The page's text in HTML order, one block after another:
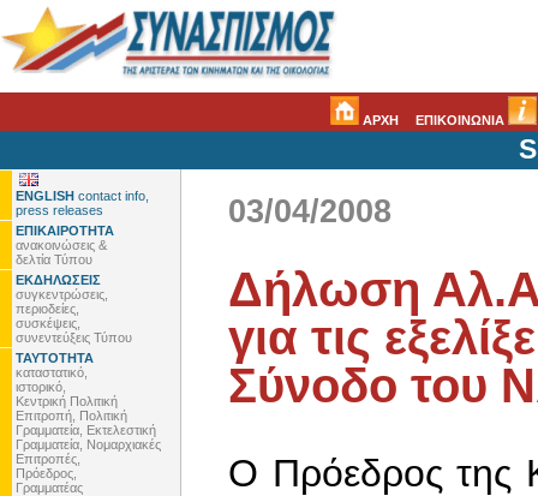
ΑΡΧΗ ΕΠΙΚΟΙΝΩΝΙΑ
ENGLISH contact info,
press releases
ΕΠΙΚΑΙΡΟΤΗΤΑ
ανακοινώσεις &
δελτία Τύπου
ΕΚΔΗΛΩΣΕΙΣ
συγκεντρώσεις,
περιοδείες,
συσκέψεις,
συνεντεύξεις Τύπου
ΤΑΥΤΟΤΗΤΑ
καταστατικό,
ιστορικό,
Κεντρική Πολιτική
Επιτροπή, Πολιτική
Γραμματεία, Εκτελεστική
Γραμματεία, Νομαρχιακές
Επιτροπές,
Πρόεδρος,
Γραμματέας
03/04/2008
Δήλωση
για τις
Σύνοδο του
Ο Πρόεδρος της